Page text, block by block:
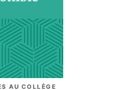
AU COLLÈGE